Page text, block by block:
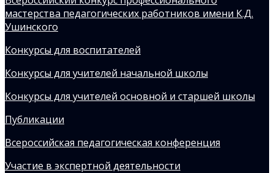
мастерства педагогических работников имени К.Д.
Ушинского
Конкурсы для воспитателей
Конкурсы для учителей начальной школы
Конкурсы для учителей основной и старшей школы
Публикации
Всероссийская педагогическая конференция
Участие в экспертной деятельности